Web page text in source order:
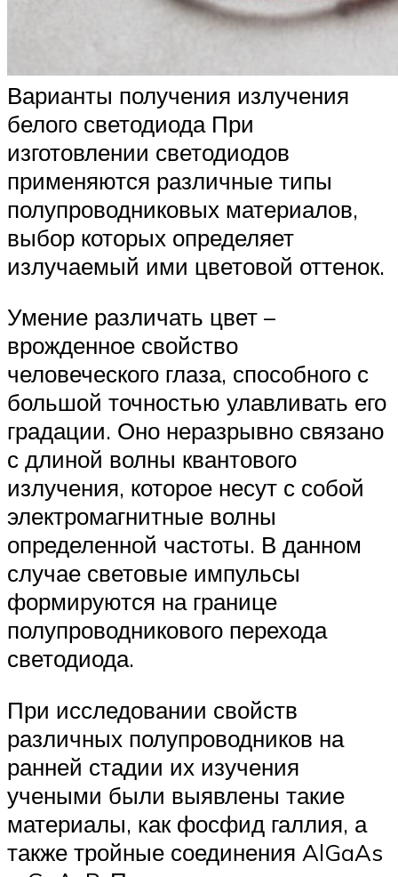
Варианты получения излучения
белого светодиода При
изготовлении светодиодов
применяются различные типы
полупроводниковых материалов,
выбор которых определяет
излучаемый ими цветовой оттенок.
Умение различать цвет –
врожденное свойство
человеческого глаза, способного с
большой точностью улавливать его
градации. Оно неразрывно связано
с длиной волны квантового
излучения, которое несут с собой
электромагнитные волны
определенной частоты. В данном
случае световые импульсы
формируются на границе
полупроводникового перехода
светодиода.
При исследовании свойств
различных полупроводников на
ранней стадии их изучения
учеными были выявлены такие
материалы, как фосфид галлия, а
также тройные соединения AlGaAs